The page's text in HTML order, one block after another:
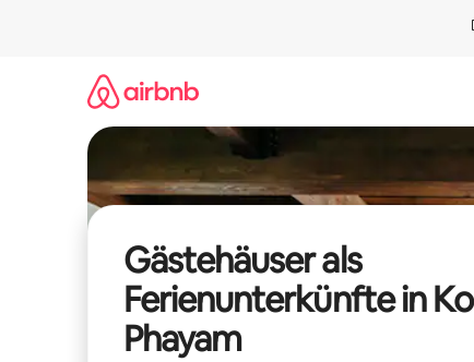
Gästehäuser als
Ferienunterkünfte in Ko
Phayam